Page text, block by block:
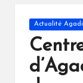
Posted
Actualité